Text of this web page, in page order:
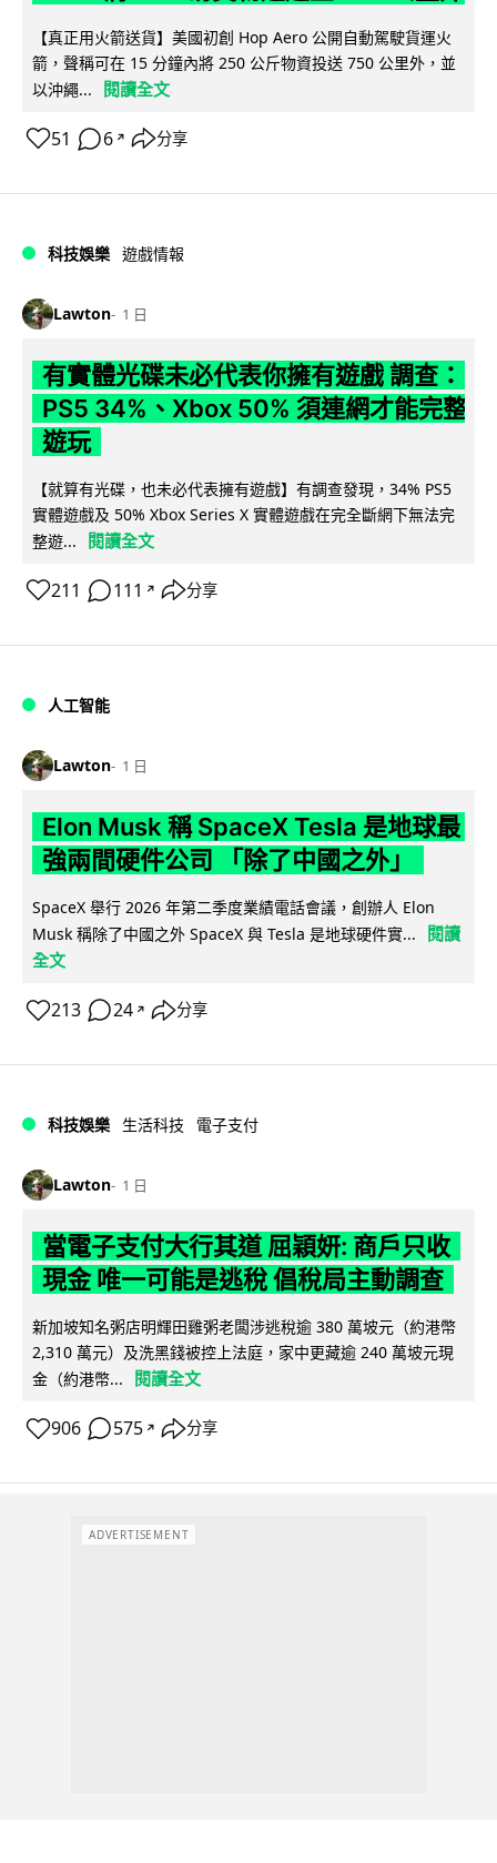
【真正用火箭送貨】美國初創 Hop Aero 公開自動駕駛貨運火
箭，聲稱可在 15 分鐘內將 250 公斤物資投送 750 公里外，並
以沖繩...
閱讀全文
51 6 ↗ 分享
科技娛樂 遊戲情報
Lawton 1 日
有實體光碟未必代表你擁有遊戲 調查：
PS5 34%、Xbox 50% 須連網才能完整
遊玩
【就算有光碟，也未必代表擁有遊戲】有調查發現，34% PS5
實體遊戲及 50% Xbox Series X 實體遊戲在完全斷網下無法完
整遊...
閱讀全文
211 111 ↗ 分享
人工智能
Lawton 1 日
Elon Musk 稱 SpaceX Tesla 是地球最
強兩間硬件公司 「除了中國之外」
SpaceX 舉行 2026 年第二季度業績電話會議，創辦人 Elon
Musk 稱除了中國之外 SpaceX 與 Tesla 是地球硬件實...
閱讀
全文
213 24 ↗ 分享
科技娛樂 生活科技 電子支付
Lawton 1 日
當電子支付大行其道 屈穎妍: 商戶只收
現金 唯一可能是逃稅 倡稅局主動調查
新加坡知名粥店明輝田雞粥老闆涉逃稅逾 380 萬坡元（約港幣
2,310 萬元）及洗黑錢被控上法庭，家中更藏逾 240 萬坡元現
金（約港幣...
閱讀全文
906 575 ↗ 分享
ADVERTISEMENT